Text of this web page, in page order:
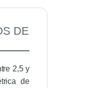
DE
2,5 y
de